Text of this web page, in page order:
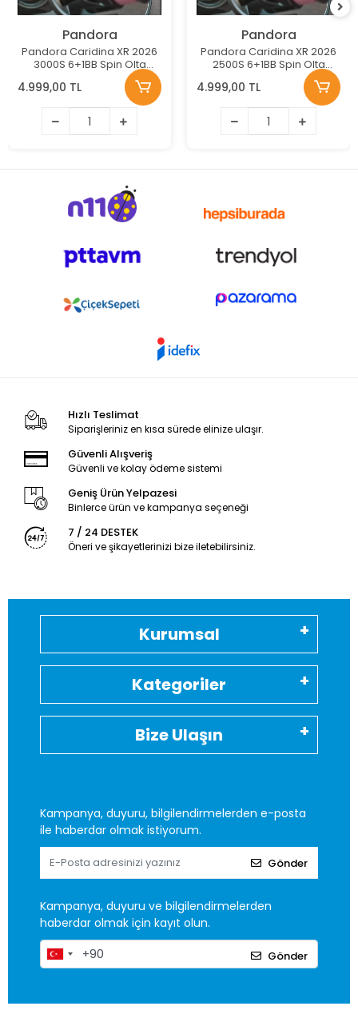
Pandora
Pandora Caridina XR 2026
3000S 6+1BB Spin Olta
4.999,00 TL
Pandora
Pandora Caridina XR 2026
2500S 6+1BB Spin Olta
4.999,00 TL
Hızlı Teslimat
Siparişleriniz en kısa sürede elinize ulaşır.
Güvenli Alışveriş
Güvenli ve kolay ödeme sistemi
Geniş Ürün Yelpazesi
Binlerce ürün ve kampanya seçeneği
7 / 24 DESTEK
Öneri ve şikayetlerinizi bize iletebilirsiniz.
Kurumsal
Kategoriler
Bize Ulaşın
Kampanya, duyuru, bilgilendirmelerden e-posta
ile haberdar olmak istiyorum.
Gönder
Kampanya, duyuru ve bilgilendirmelerden
haberdar olmak için kayıt olun.
Gönder